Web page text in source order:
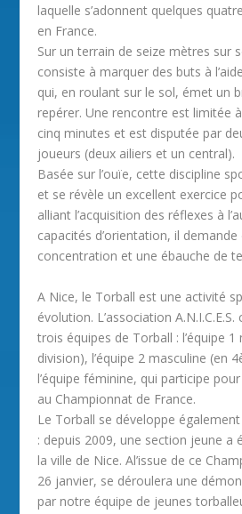
laquelle s’adonnent quelques
en France.
Sur un terrain de seize mètres sur
consiste à marquer des buts à
qui, en roulant sur le sol, émet un
repérer. Une rencontre est limitée
cinq minutes et est disputée par
joueurs (deux ailiers et un central).
Basée sur l’ouïe, cette discipline
et se révèle un excellent exercice
alliant l’acquisition des réflexes à
capacités d’orientation, il
concentration et une ébauche de
A Nice, le Torball est une activité
évolution. L’association
trois équipes de Torball : l’équipe
division), l’équipe 2 masculine (en
l’équipe féminine, qui participe
au Championnat de France.
Le Torball se développe
: depuis 2009, une section jeune a
la ville de Nice. Al’issue de ce
26 janvier, se déroulera une
par notre équipe de jeunes